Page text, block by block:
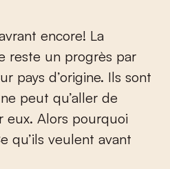
encore! La
reste un progrès par
pays d’origine. Ils sont
peut qu’aller de
eux. Alors pourquoi
qu’ils veulent avant